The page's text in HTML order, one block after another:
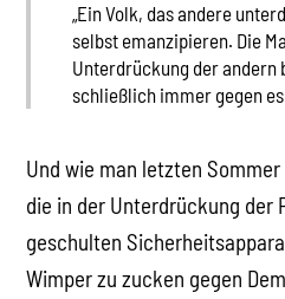
„Ein Volk, das andere
selbst emanzipieren. Die
Unterdrückung der andern
schließlich immer gegen es
Und wie man letzten
die in der Unterdrückung der
geschulten
Wimper zu zucken gegen